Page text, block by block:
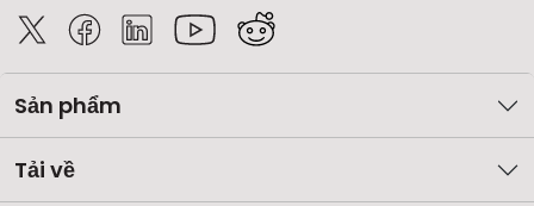
Sản phẩm
Tải về